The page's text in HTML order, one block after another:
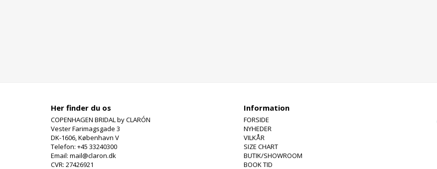
Her finder du os
COPENHAGEN BRIDAL by CLARÓN
Vester Farimagsgade 3
DK-1606, København V
Telefon: +45 33240300
Email: mail@claron.dk
CVR: 27426921
Information
FORSIDE
NYHEDER
VILKÅR
SIZE CHART
BUTIK/SHOWROOM
BOOK TID